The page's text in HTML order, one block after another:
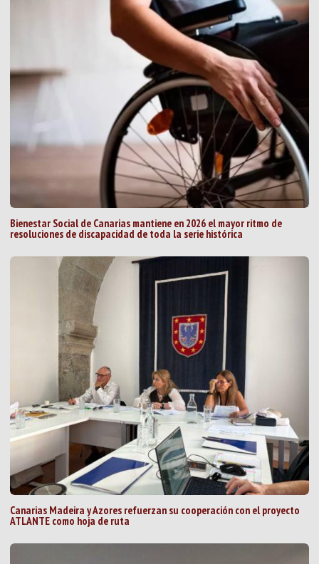
Bienestar Social de Canarias mantiene en 2026 el mayor ritmo de
resoluciones de discapacidad de toda la serie histórica
Canarias Madeira y Azores refuerzan su cooperación con el proyecto
ATLANTE como hoja de ruta